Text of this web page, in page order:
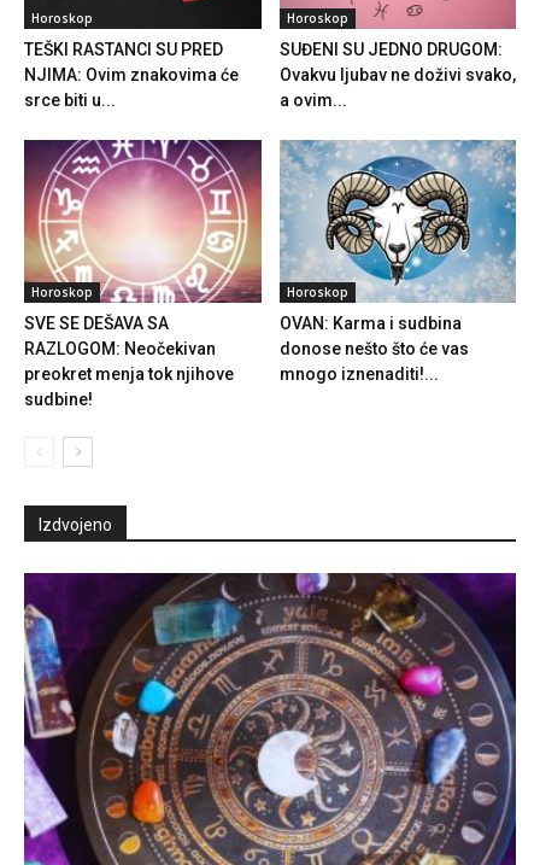
Horoskop
TEŠKI RASTANCI SU PRED
NJIMA: Ovim znakovima će
srce biti u...
Horoskop
SUĐENI SU JEDNO DRUGOM:
Ovakvu ljubav ne doživi svako,
a ovim...
Horoskop
SVE SE DEŠAVA SA
RAZLOGOM: Neočekivan
preokret menja tok njihove
sudbine!
Horoskop
OVAN: Karma i sudbina
donose nešto što će vas
mnogo iznenaditi!...
Izdvojeno